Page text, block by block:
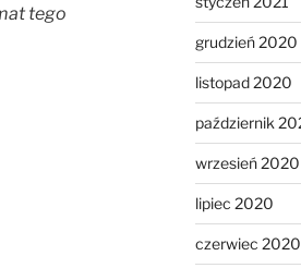
tego
grudzień 2020
listopad 2020
październik
wrzesień 2020
lipiec 2020
czerwiec 2020